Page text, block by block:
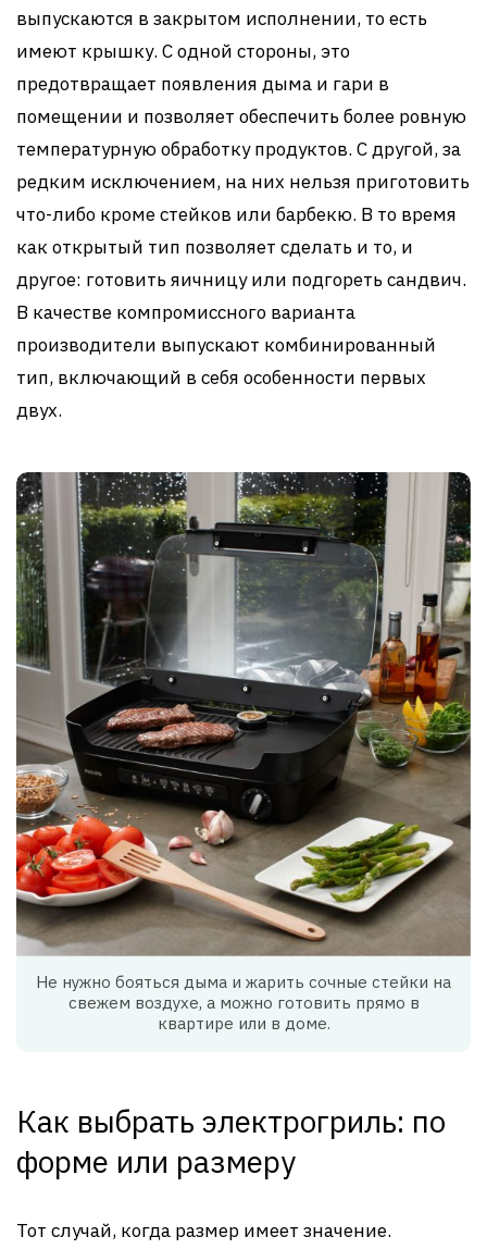
выпускаются в закрытом исполнении, то есть
имеют крышку. С одной стороны, это
предотвращает появления дыма и гари в
помещении и позволяет обеспечить более ровную
температурную обработку продуктов. С другой, за
редким исключением, на них нельзя приготовить
что-либо кроме стейков или барбекю. В то время
как открытый тип позволяет сделать и то, и
другое: готовить яичницу или подгореть сандвич.
В качестве компромиссного варианта
производители выпускают комбинированный
тип, включающий в себя особенности первых
двух.
Не нужно бояться дыма и жарить сочные стейки на
свежем воздухе, а можно готовить прямо в
квартире или в доме.
Как выбрать электрогриль: по
форме или размеру
Тот случай, когда размер имеет значение.